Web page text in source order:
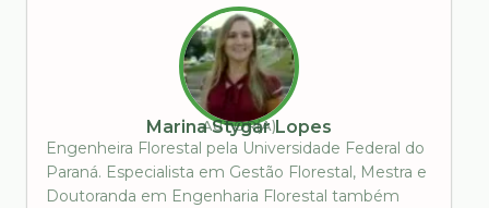
AUTOR(A)
Marina Stygar Lopes
Engenheira Florestal pela Universidade Federal do
Paraná. Especialista em Gestão Florestal, Mestra e
Doutoranda em Engenharia Florestal também